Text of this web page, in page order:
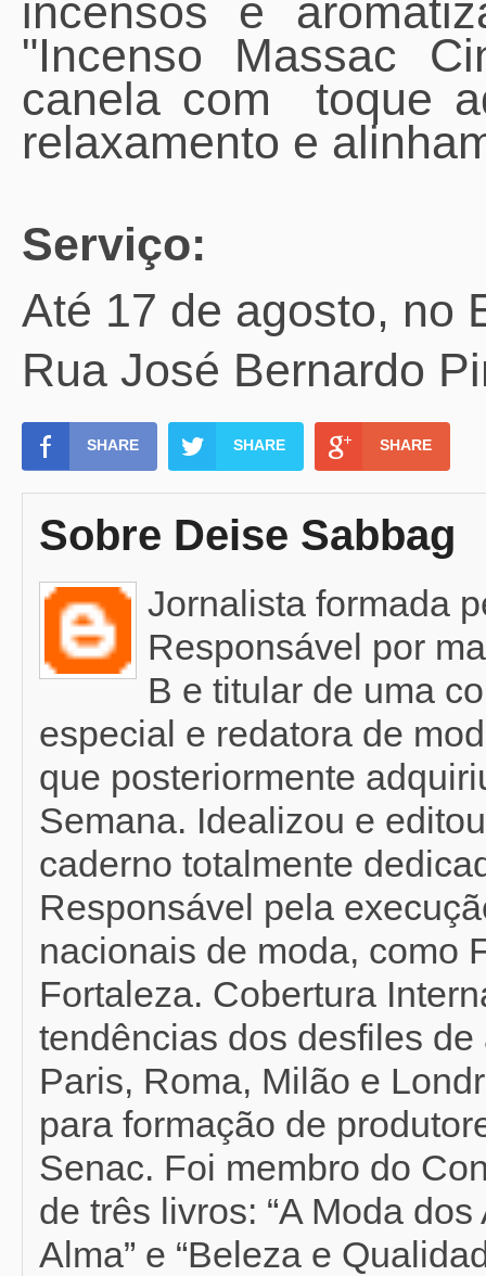
incensos e
"Incenso Massac
canela com toque
relaxamento e
Serviço:
Até 17 de agosto, no
Rua José Bernardo
SHARE SHARE SHARE
Sobre Deise Sabbag
Jornalista formada
Responsável por
B e titular de uma
especial e redatora de
que posteriormente
Semana. Idealizou e
caderno totalmente
Responsável pela
nacionais de moda, como
Fortaleza. Cobertura
tendências dos desfiles
Paris, Roma, Milão e
para formação de
Senac. Foi membro do
de três livros: “A Moda
Alma” e “Beleza e